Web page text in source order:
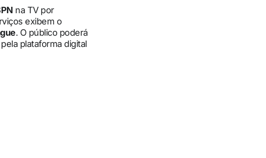
na TV por
exibem o
. O público poderá
plataforma digital